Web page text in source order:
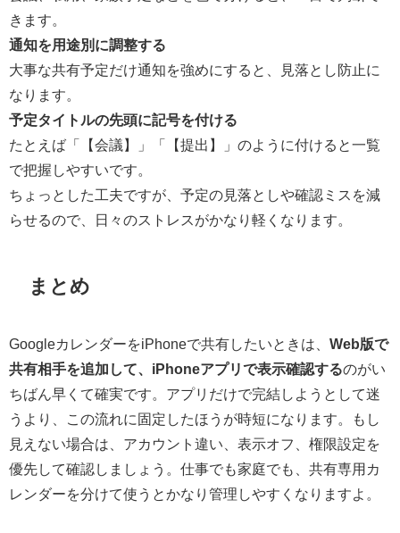
きます。
通知を用途別に調整する
大事な共有予定だけ通知を強めにすると、見落とし防止に
なります。
予定タイトルの先頭に記号を付ける
たとえば「【会議】」「【提出】」のように付けると一覧
で把握しやすいです。
ちょっとした工夫ですが、予定の見落としや確認ミスを減
らせるので、日々のストレスがかなり軽くなります。
まとめ
GoogleカレンダーをiPhoneで共有したいときは、 Web版で
共有相手を追加して、iPhoneアプリで表示確認するのがい
ちばん早くて確実です。アプリだけで完結しようとして迷
うより、この流れに固定したほうが時短になります。もし
見えない場合は、アカウント違い、表示オフ、権限設定を
優先して確認しましょう。仕事でも家庭でも、共有専用カ
レンダーを分けて使うとかなり管理しやすくなりますよ。